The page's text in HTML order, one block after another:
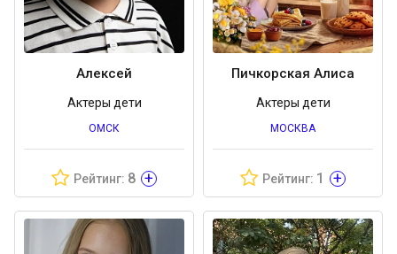
Алексей
Актеры дети
ОМСК
Рейтинг: 8 +
Пичкорская Алиса
Актеры дети
МОСКВА
Рейтинг: 1 +